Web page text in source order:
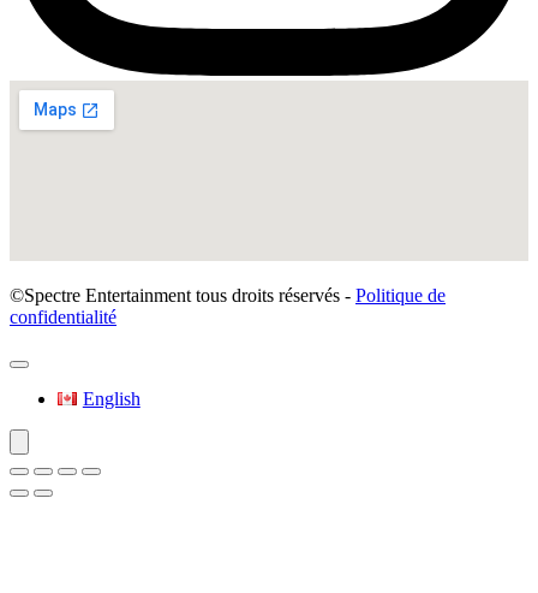
©Spectre Entertainment tous droits réservés - Politique de
confidentialité
English